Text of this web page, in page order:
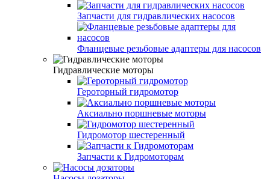
Запчасти для гидравлических насосов
Фланцевые резьбовые адаптеры для насосов
Гидравлические моторы
Героторный гидромотор
Аксиально поршневые моторы
Гидромотор шестеренный
Запчасти к Гидромоторам